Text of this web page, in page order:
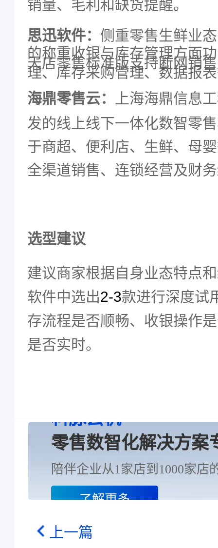
销量、毛利和缺货提醒。
思迅软件： 侧重零售生鲜业
的称重收银与库存管理方面
天店零售标准版支持断网销
理、库存采购管理、数据报
海鼎零售云：
上海海鼎信息
发的线上线下一体化数智零售
于商超、便利店、生鲜、母
全渠道销售、连锁经营及财
选型建议
建议商家根据自身业态特点
软件中选出2-3款进行深度试
存流程是否顺畅、收银操作
是否实时。
科脉云帆
零售数智化解决方案
陪伴企业从1家店到1000家店
了解更多
上一篇